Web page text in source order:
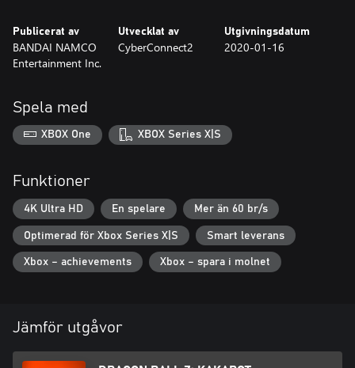
Publicerat av
BANDAI NAMCO
Entertainment Inc.
Utvecklat av
CyberConnect2
Utgivningsdatum
2020-01-16
Spela med
XBOX One XBOX Series X|S
Funktioner
4K Ultra HD En spelare Mer än 60 br/s
Optimerad för Xbox Series X|S Smart leverans
Xbox – achievements Xbox – spara i molnet
Jämför utgåvor